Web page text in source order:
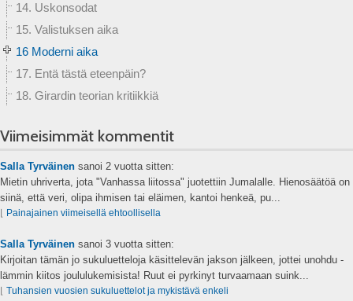
14. Uskonsodat
15. Valistuksen aika
16 Moderni aika
17. Entä tästä eteenpäin?
18. Girardin teorian kritiikkiä
Viimeisimmät kommentit
Salla Tyrväinen sanoi 2 vuotta sitten:
Mietin uhriverta, jota "Vanhassa liitossa" juotettiin Jumalalle. Hienosäätöä on
siinä, että veri, olipa ihmisen tai eläimen, kantoi henkeä, pu...
Painajainen viimeisellä ehtoollisella
Salla Tyrväinen sanoi 3 vuotta sitten:
Kirjoitan tämän jo sukuluetteloja käsittelevän jakson jälkeen, jottei unohdu -
lämmin kiitos joululukemisista! Ruut ei pyrkinyt turvaamaan suink...
Tuhansien vuosien sukuluettelot ja mykistävä enkeli